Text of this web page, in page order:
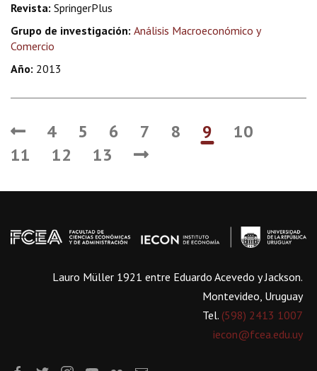
Revista: SpringerPlus
Grupo de investigación: Análisis Macroeconómico y
Comercio
Año: 2013
4 5 6 7 8 9
10
11
12 13
Lauro Müller 1921 entre Eduardo Acevedo y Jackson.
Montevideo, Uruguay
Tel. (598) 2413 1007
iecon@fcea.edu.uy